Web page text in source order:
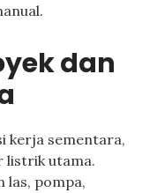
dan
kerja sementara,
listrik utama.
las, pompa,